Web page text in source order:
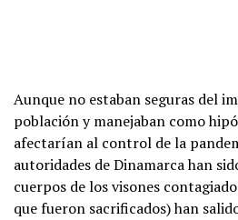
Aunque no estaban seguras del
población y manejaban como
afectarían al control de la
autoridades de Dinamarca han
cuerpos de los visones
que fueron sacrificados) han